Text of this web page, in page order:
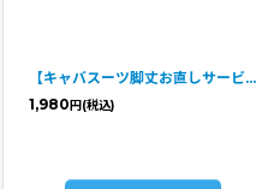
【キャバスーツ脚丈お直しサービス】（2脚）
1,980円(税込)